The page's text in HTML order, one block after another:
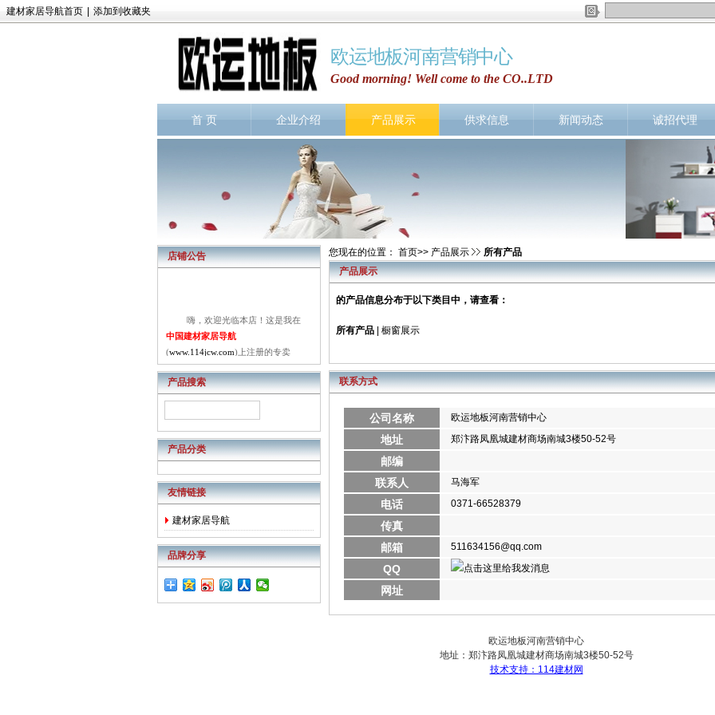
建材家居导航首页 添加到收藏夹
欧运地板河南营销中心
Good morning! Well come to the CO..LTD
首 页 企业介绍 产品展示 供求信息 新闻动态 诚招代理
店铺公告
中国建材家居导航
www.114jcw.com)上注册的专卖
店，很不错，可以发布许多产品，
访问量也很大，你也来开一个吧...
产品搜索
产品分类
友情链接
建材家居导航
品牌分享
您现在的位置： 首页>> 产品展示
所有产品
产品展示
的产品信息分布于以下类目中，请查看：
所有产品 橱窗展示
联系方式
公司名称 欧运地板河南营销中心
地址 郑汴路凤凰城建材商场南城3楼50-52号
邮编
联系人
马海军
电话 0371-66528379
传真
邮箱
511634156@qq.com
QQ
网址
欧运地板河南营销中心
地址： 郑汴路凤凰城建材商场南城3楼50-52号
技术支持：114建材网